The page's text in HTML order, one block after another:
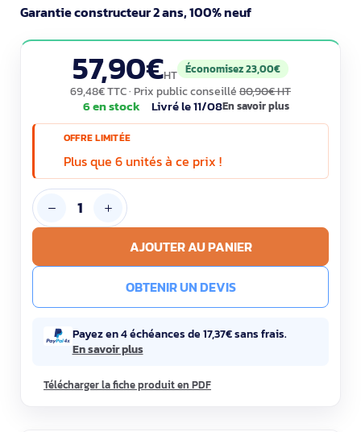
pièce(s)
Garantie constructeur 2 ans, 100% neuf
57,90€HT Économisez 23,00€
69,48€ TTC· Prix public conseillé 80,90€ HT
6 en stock Livré le 11/08En savoir plus
OFFRE LIMITÉE
Plus que 6 unités à ce prix !
AJOUTER AU PANIER
OBTENIR UN DEVIS
Payez en 4 échéances de 17,37€ sans frais.
En savoir plus
Télécharger la fiche produit en PDF